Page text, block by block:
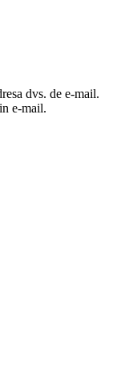
dvs. de e-mail.
e-mail.